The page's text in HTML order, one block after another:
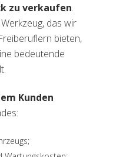
zu verkaufen.
das wir
bieten,
bedeutende
Kunden